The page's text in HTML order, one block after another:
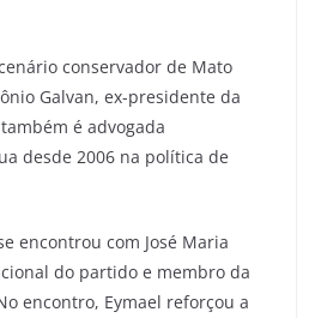
conservador de Mato
Galvan, ex-presidente da
é advogada
desde 2006 na política de
encontrou com José Maria
do partido e membro da
encontro, Eymael reforçou a